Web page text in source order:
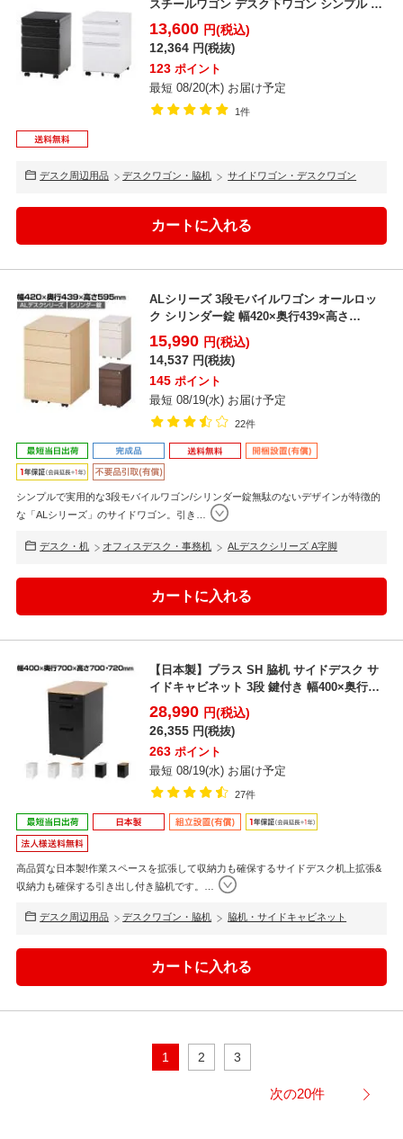
スチールワゴン デスク下ワゴン シンプル フ
ルオープン仕...
13,600 円(税込)
12,364 円(税抜)
123 ポイント
最短 08/20(木) お届け予定
1件
デスク周辺用品 デスクワゴン・脇机 サイドワゴン・デスクワゴン
ALシリーズ 3段モバイルワゴン オールロッ
ク シリンダー錠 幅420×奥行439×高さ
595mm ...
15,990 円(税込)
14,537 円(税抜)
145 ポイント
最短 08/19(水) お届け予定
22件
シンプルで実用的な3段モバイルワゴン/シリンダー錠無駄のないデザインが特徴的
な「ALシリーズ」のサイドワゴン。引き …
デスク・机 オフィスデスク・事務机 ALデスクシリーズ A字脚
【日本製】プラス SH 脇机 サイドデスク サ
イドキャビネット 3段 鍵付き 幅400×奥行
700×...
28,990 円(税込)
26,355 円(税抜)
263 ポイント
最短 08/19(水) お届け予定
27件
高品質な日本製!作業スペースを拡張して収納力も確保するサイドデスク机上拡張&
収納力も確保する引き出し付き脇机です。
デスク周辺用品 デスクワゴン・脇机 脇机・サイドキャビネット
1 2 3
次の20件